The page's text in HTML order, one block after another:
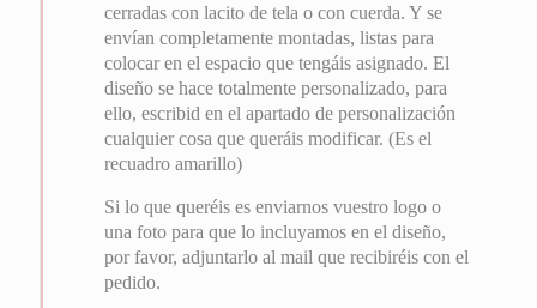
cerradas con lacito de tela o con cuerda. Y se
envían completamente montadas, listas para
colocar en el espacio que tengáis asignado. El
diseño se hace totalmente personalizado, para
ello, escribid en el apartado de personalización
cualquier cosa que queráis modificar. (Es el
recuadro amarillo)
Si lo que queréis es enviarnos vuestro logo o
una foto para que lo incluyamos en el diseño,
por favor, adjuntarlo al mail que recibiréis con el
pedido.